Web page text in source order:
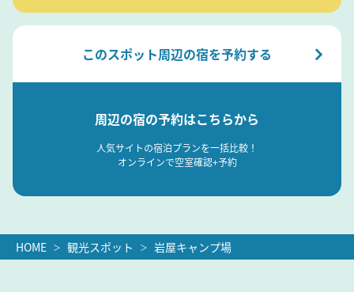
このスポット周辺の宿を予約する
周辺の宿の予約はこちらから
人気サイトの宿泊プランを一括比較！
オンラインで空室確認+予約
HOME 観光スポット 岩屋キャンプ場